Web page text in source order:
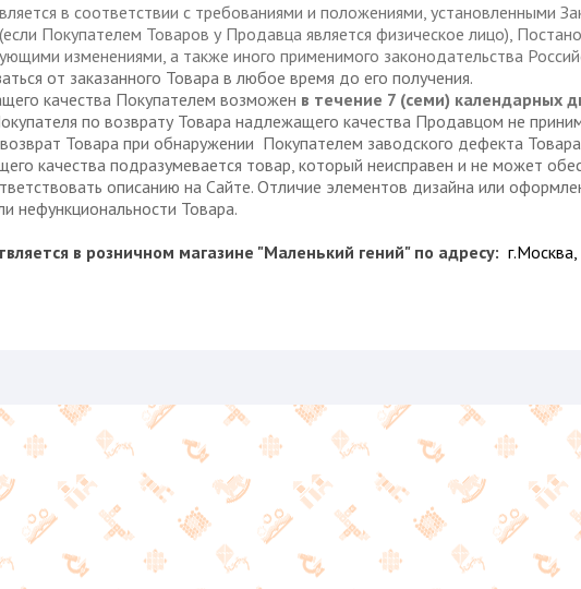
в соответствии с требованиями и положениями,
Покупателем Товаров у Продавца является физическое лицо),
изменениями, а также иного применимого законодательства
от заказанного Товара в любое время до его получения.
качества Покупателем возможен в течение 7 (семи) календарных
по возврату Товара надлежащего качества Продавцом не
Товара при обнаружении Покупателем заводского дефекта Товара
подразумевается товар, который неисправен и не может
описанию на Сайте. Отличие элементов дизайна или
нефункциональности Товара.
в розничном магазине "Маленький гений" по адресу: